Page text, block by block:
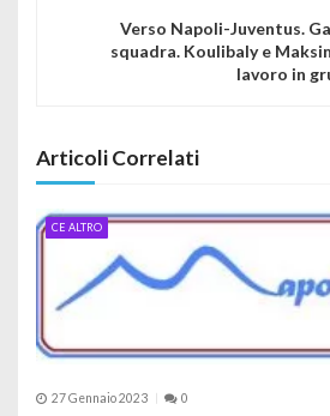
Verso Napoli-Juventus.
squadra. Koulibaly e
lavoro in
Articoli Correlati
CE ALTRO
27 Gennaio 2023 0